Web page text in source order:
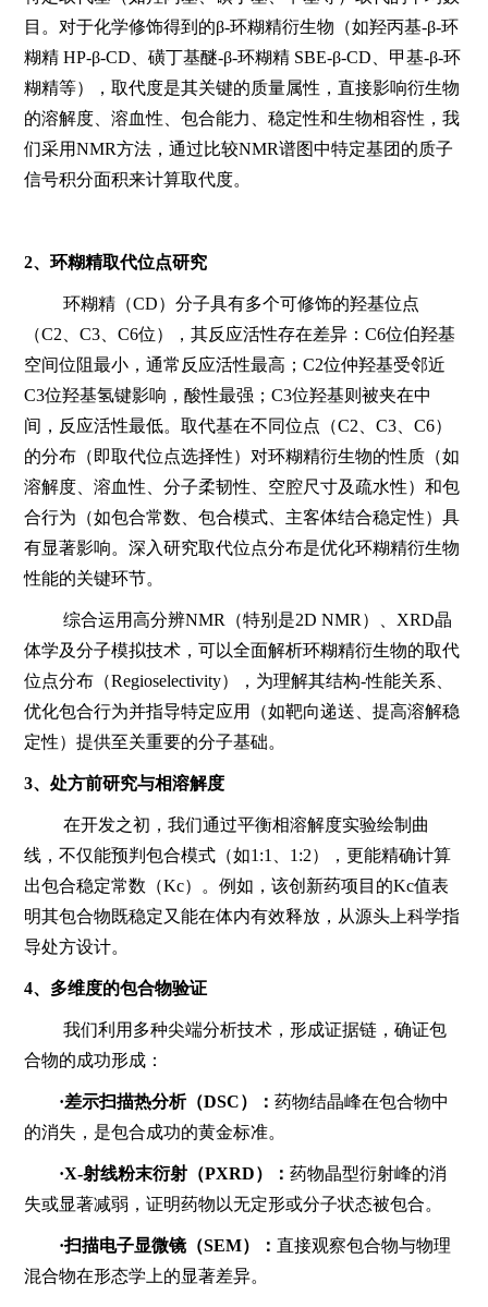
目。对于化学修饰得到的β-环糊精衍生物（如羟丙基-β-环
糊精 HP-β-CD、磺丁基醚-β-环糊精 SBE-β-CD、甲基-β-环
糊精等），取代度是其关键的质量属性，直接影响衍生物
的溶解度、溶血性、包合能力、稳定性和生物相容性，我
们采用NMR方法，通过比较NMR谱图中特定基团的质子
信号积分面积来计算取代度。
2、环糊精取代位点研究
环糊精（CD）分子具有多个可修饰的羟基位点
（C2、C3、C6位），其反应活性存在差异：C6位伯羟基
空间位阻最小，通常反应活性最高；C2位仲羟基受邻近
C3位羟基氢键影响，酸性最强；C3位羟基则被夹在中
间，反应活性最低。取代基在不同位点（C2、C3、C6）
的分布（即取代位点选择性）对环糊精衍生物的性质（如
溶解度、溶血性、分子柔韧性、空腔尺寸及疏水性）和包
合行为（如包合常数、包合模式、主客体结合稳定性）具
有显著影响。深入研究取代位点分布是优化环糊精衍生物
性能的关键环节。
综合运用高分辨NMR（特别是2D NMR）、XRD晶
体学及分子模拟技术，可以全面解析环糊精衍生物的取代
位点分布（Regioselectivity），为理解其结构-性能关系、
优化包合行为并指导特定应用（如靶向递送、提高溶解稳
定性）提供至关重要的分子基础。
3、处方前研究与相溶解度
在开发之初，我们通过平衡相溶解度实验绘制曲
线，不仅能预判包合模式（如1:1、1:2），更能精确计算
出包合稳定常数（Kc）。例如，该创新药项目的Kc值表
明其包合物既稳定又能在体内有效释放，从源头上科学指
导处方设计。
4、 多维度的包合物验证
我们利用多种尖端分析技术，形成证据链，确证包
合物的成功形成：
·差示扫描热分析（DSC）：药物结晶峰在包合物中
的消失，是包合成功的黄金标准。
·X-射线粉末衍射（PXRD）：药物晶型衍射峰的消
失或显著减弱，证明药物以无定形或分子状态被包合。
·扫描电子显微镜（SEM）：直接观察包合物与物理
混合物在形态学上的显著差异。